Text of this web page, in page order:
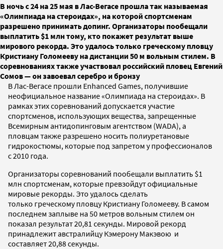
В ночь с 24 на 25 мая в Лас-Вегасе прошла так называемая
«Олимпиада на стероидах», на которой спортсменам
разрешено принимать допинг. Организаторы пообещали
выплатить $1 млн тому, кто покажет результат выше
мирового рекорда. Это удалось только греческому пловцу
Кристиану Голомееву на дистанции 50 м вольным стилем. В
соревнованиях также участвовал российский пловец Евгений
Сомов — он завоевал серебро и бронзу
В Лас-Вегасе прошли Enhanced Games, получившие
неофициальное название «Олимпиада на стероидах». В
рамках этих соревнований допускается участие
спортсменов, использующих вещества, запрещенные
Всемирным антидопинговым агентством (WADA), а
пловцам также разрешено носить полиуретановые
гидрокостюмы, которые под запретом у профессионалов
с 2010 года.
Организаторы соревнований пообещали выплатить $1
млн спортсменам, которые превзойдут официальные
мировые рекорды. Это удалось сделать
только греческому пловцу Кристиану Голомееву. В самом
последнем заплыве на 50 метров вольным стилем он
показал результат 20,81 секунды. Мировой рекорд
принадлежит австралийцу Кэмерону Макэвою и
составляет 20,88 секунды.